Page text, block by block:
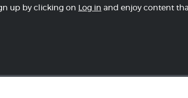
up by clicking on Log in and enjoy content